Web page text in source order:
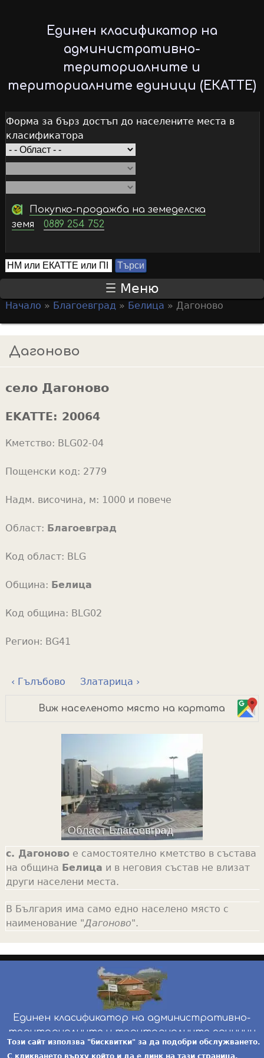
to
main
content
Единен класификатор на
административно-
териториалните и
териториалните единици (ЕКАТТЕ)
Форма за бърз достъп до населените места в
класификатора
Покупко-продажба на земеделска
земя
0889 254 752
S
e
r
c
h
f
r
m
Т
ъ
с
и
Меню
o
u
r
e
e
Начало » Благоевград » Белица » Дагоново
Дагоново
село Дагоново
EKATTE: 20064
Кметство: BLG02-04
Пощенски код: 2779
Надм. височина, м: 1000 и повече
Област: Благоевград
Код област: BLG
Община: Белица
Код община: BLG02
Регион: BG41
‹ Гълъбово Златарица ›
Виж населеното място на картата
с. Дагоновое самостоятелно кметство в състава
на община Белица и в неговия състав не влизат
други населени места.
В България има само едно населено място с
наименование "Дагоново".
Единен класификатор на административно-
териториалните и териториалните единици
инж. Бойчо Добрев-ekatte.com-условия за
Този сайт използва "бисквитки" за да подобри обслужването.
С кликването върху който и да е линк на тази страница,